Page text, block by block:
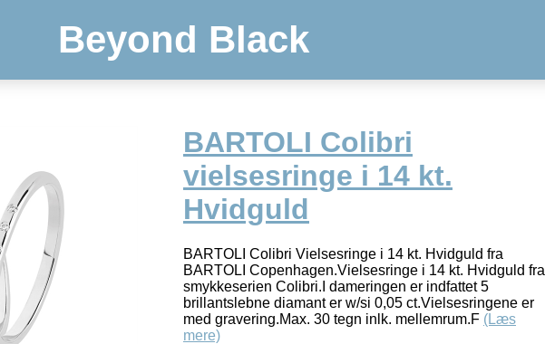
Beyond Black
BARTOLI Colibri
vielsesringe i 14 kt.
Hvidguld
BARTOLI Colibri Vielsesringe i 14 kt. Hvidguld fra
BARTOLI Copenhagen.Vielsesringe i 14 kt. Hvidguld fra
smykkeserien Colibri.I dameringen er indfattet 5
brillantslebne diamant er w/si 0,05 ct.Vielsesringene er
med gravering.Max. 30 tegn inlk. mellemrum.F (Læs
mere)